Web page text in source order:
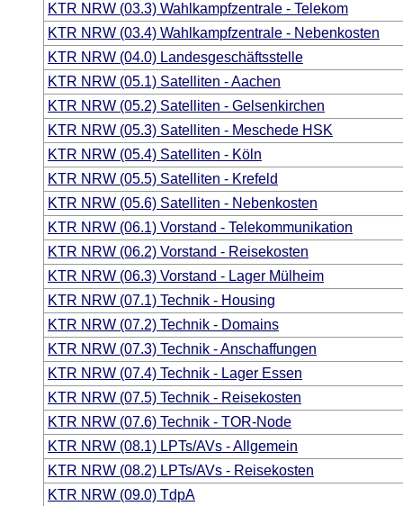
KTR NRW (03.3) Wahlkampfzentrale - Telekom
KTR NRW (03.4) Wahlkampfzentrale - Nebenkosten
KTR NRW (04.0) Landesgeschäftsstelle
KTR NRW (05.1) Satelliten - Aachen
KTR NRW (05.2) Satelliten - Gelsenkirchen
KTR NRW (05.3) Satelliten - Meschede HSK
KTR NRW (05.4) Satelliten - Köln
KTR NRW (05.5) Satelliten - Krefeld
KTR NRW (05.6) Satelliten - Nebenkosten
KTR NRW (06.1) Vorstand - Telekommunikation
KTR NRW (06.2) Vorstand - Reisekosten
KTR NRW (06.3) Vorstand - Lager Mülheim
KTR NRW (07.1) Technik - Housing
KTR NRW (07.2) Technik - Domains
KTR NRW (07.3) Technik - Anschaffungen
KTR NRW (07.4) Technik - Lager Essen
KTR NRW (07.5) Technik - Reisekosten
KTR NRW (07.6) Technik - TOR-Node
KTR NRW (08.1) LPTs/AVs - Allgemein
KTR NRW (08.2) LPTs/AVs - Reisekosten
KTR NRW (09.0) TdpA